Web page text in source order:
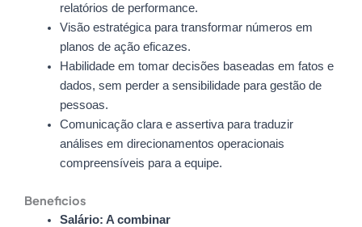
relatórios de performance.
Visão estratégica para transformar números em
planos de ação eficazes.
Habilidade em tomar decisões baseadas em fatos e
dados, sem perder a sensibilidade para gestão de
pessoas.
Comunicação clara e assertiva para traduzir
análises em direcionamentos operacionais
compreensíveis para a equipe.
Beneficios
Salário: A combinar